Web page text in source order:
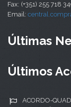
Fax: (+351) 255 718
Email:
Últimas
Últimos
ACORDO-